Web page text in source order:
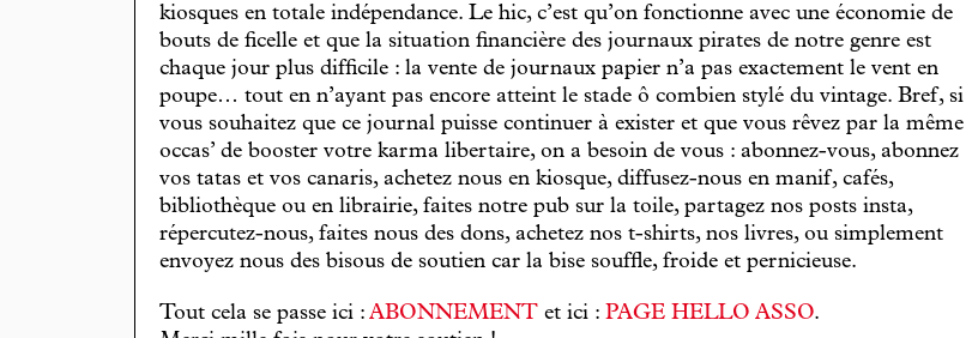
kiosques en totale indépendance. Le hic, c’est qu’on fonctionne avec une économie de
bouts de ficelle et que la situation financière des journaux pirates de notre genre est
chaque jour plus difficile : la vente de journaux papier n’a pas exactement le vent en
poupe… tout en n’ayant pas encore atteint le stade ô combien stylé du vintage. Bref, si
vous souhaitez que ce journal puisse continuer à exister et que vous rêvez par la même
occas’ de booster votre karma libertaire, on a besoin de vous : abonnez-vous, abonnez
vos tatas et vos canaris, achetez nous en kiosque, diffusez-nous en manif, cafés,
bibliothèque ou en librairie, faites notre pub sur la toile, partagez nos posts insta,
répercutez-nous, faites nous des dons, achetez nos t-shirts, nos livres, ou simplement
envoyez nous des bisous de soutien car la bise souffle, froide et pernicieuse.
Tout cela se passe ici : ABONNEMENT et ici : PAGE HELLO ASSO.